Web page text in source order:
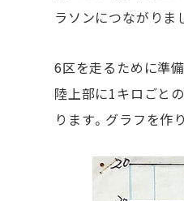
ラソンにつながりま
6区を走るために準
陸上部に1キロごと
ります。グラフを作